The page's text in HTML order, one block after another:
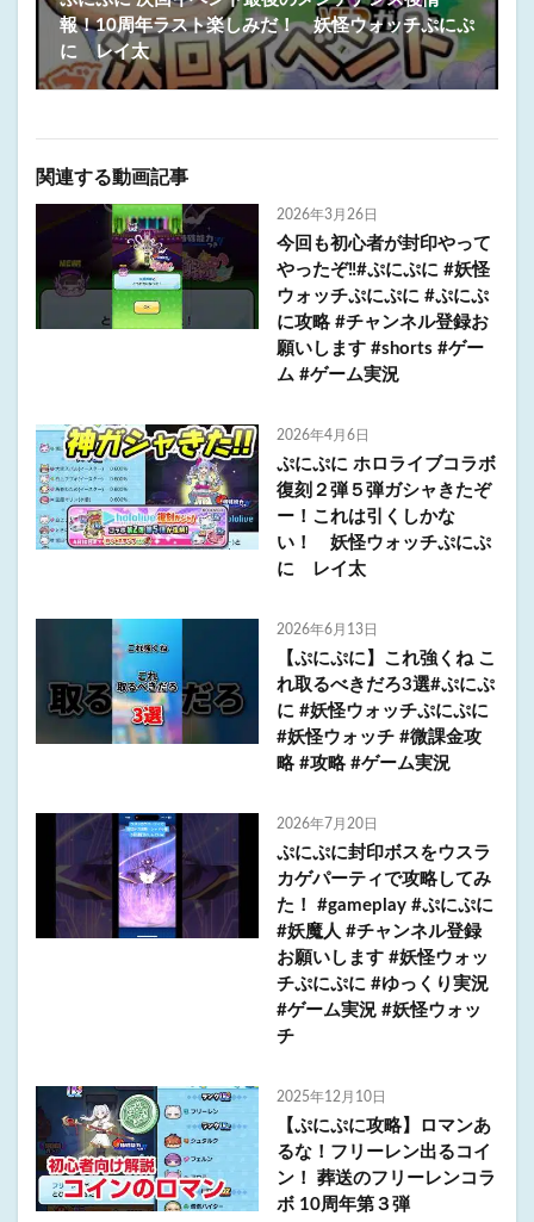
報！10周年ラスト楽しみだ！ 妖怪ウォッチぷにぷ
に レイ太
関連する動画記事
2026年3月26日
今回も初心者が封印やって
やったぞ‼️#ぷにぷに #妖怪
ウォッチぷにぷに #ぷにぷ
に攻略 #チャンネル登録お
願いします #shorts #ゲー
ム #ゲーム実況
2026年4月6日
ぷにぷに ホロライブコラボ
復刻２弾５弾ガシャきたぞ
ー！これは引くしかな
い！ 妖怪ウォッチぷにぷ
に レイ太
2026年6月13日
【ぷにぷに】これ強くね こ
れ取るべきだろ3選#ぷにぷ
に #妖怪ウォッチぷにぷに
#妖怪ウォッチ #微課金攻
略 #攻略 #ゲーム実況
2026年7月20日
ぷにぷに封印ボスをウスラ
カゲパーティで攻略してみ
た！ #gameplay #ぷにぷに
#妖魔人 #チャンネル登録
お願いします #妖怪ウォッ
チぷにぷに #ゆっくり実況
#ゲーム実況 #妖怪ウォッ
チ
2025年12月10日
【ぷにぷに攻略】ロマンあ
るな！フリーレン出るコイ
ン！ 葬送のフリーレンコラ
ボ 10周年第３弾